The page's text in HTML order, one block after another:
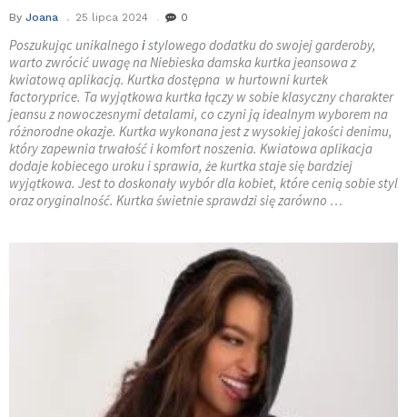
By Joana 25 lipca 2024 0
Poszukując unikalnego istylowego dodatku do swojej garderoby,
warto zwrócić uwagę na Niebieska damska kurtka jeansowa z
kwiatową aplikacją. Kurtka dostępna w hurtowni kurtek
factoryprice. Ta wyjątkowa kurtka łączy w sobie klasyczny charakter
jeansu z nowoczesnymi detalami, co czyni ją idealnym wyborem na
różnorodne okazje. Kurtka wykonana jest z wysokiej jakości denimu,
który zapewnia trwałość i komfort noszenia. Kwiatowa aplikacja
dodaje kobiecego uroku i sprawia, że kurtka staje się bardziej
wyjątkowa. Jest to doskonały wybór dla kobiet, które cenią sobie styl
oraz oryginalność. Kurtka świetnie sprawdzi się zarówno …